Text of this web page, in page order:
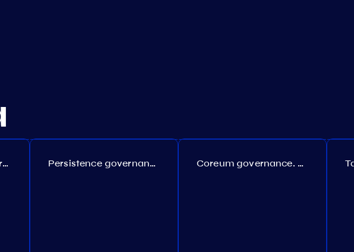
Akash governance. Proposal №308 Persistence governance. Proposal №150 Coreum governance. Proposal №22